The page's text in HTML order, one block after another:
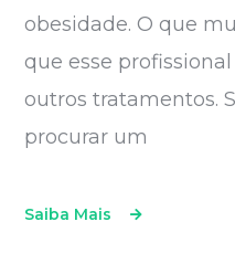
obesidade. O que
que esse
outros tratamentos.
procurar um
Saiba Mais